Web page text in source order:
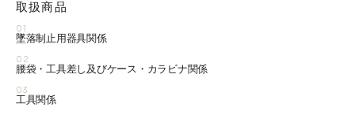
取扱商品
01
墜落制止用器具関係
02
腰袋・工具差し及びケース・カラビナ関係
03
工具関係